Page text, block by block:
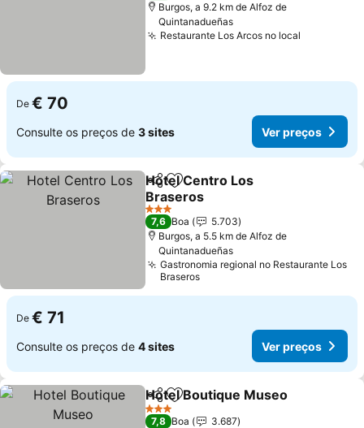
Burgos, a 9.2 km de Alfoz de
Quintanadueñas
Restaurante Los Arcos no local
De € 70
Consulte os preços de 3 sites Ver preços
PartilharAdicionar aos favoritos
Hotel Centro Los
Braseros
Ver preços
3 Estrelas
7,6 Boa
5.703
Burgos, a 5.5 km de Alfoz de
Quintanadueñas
Gastronomia regional no Restaurante Los
Braseros
De € 71
Consulte os preços de 4 sites Ver preços
PartilharAdicionar aos favoritos
Hotel Boutique Museo
3 Estrelas
7,8 Boa
3.687